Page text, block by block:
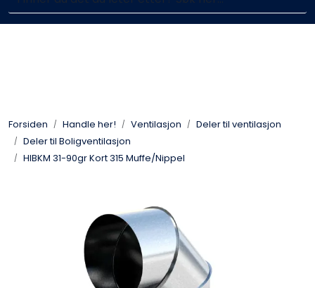
Skip to main contentEnkelt kjøp, hentes i butikk (Sandefjord)
Forsiden Handle her! Ventilasjon
Deler til ventilasjon
Deler til Boligventilasjon
HIBKM 31-90gr Kort 315 Muffe/Nippel
Taktekking